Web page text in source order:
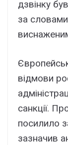
дзвінку
за
відмови
санкції.
посилило
зазначив